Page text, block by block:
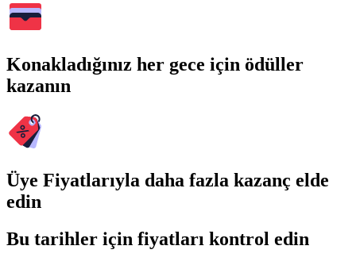
Konakladığınız her gece için ödüller
kazanın
Üye Fiyatlarıyla daha fazla kazanç elde
edin
Bu tarihler için fiyatları kontrol edin